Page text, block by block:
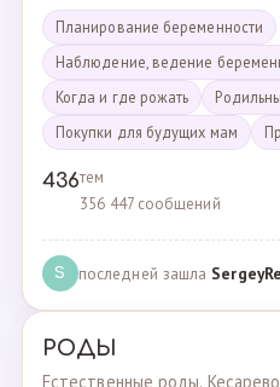
Планирование беременности
Наблюдение, ведение
Когда и где рожать
Покупки для будущих мам
436тем
356 447 сообщений
S последней зашла
РОДЫ
Естественные роды.